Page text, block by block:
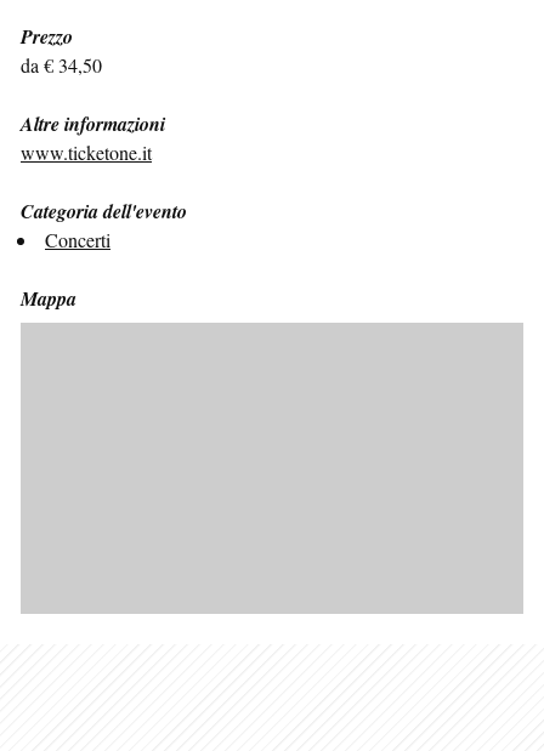
Prezzo
da € 34,50
Altre informazioni
www.ticketone.it
Categoria dell'evento
Concerti
Mappa